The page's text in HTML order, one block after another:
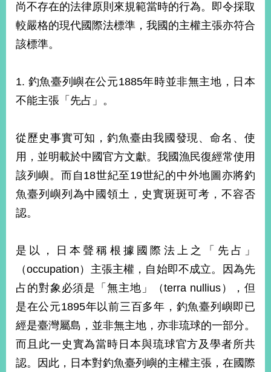
尚不存在的法律原則來規範當時的行為。即令採取
較嚴格的現代國際法標準，我國的主權主張亦符合
該標準。
1. 釣魚臺列嶼在公元1885年時並非無主地，日本
不能主張「先占」。
從歷史事實可知，釣魚臺由我國發現、命名、使
用，並明載於中國官方文獻。我國漁民復經常使用
該列嶼。而自18世紀至19世紀的中外地圖亦將釣
魚臺列嶼列為中國領土，史實斑斑可考，不容否
認。
是以，日本聲稱根據國際法上之「先占」
（occupation）主張主權，自始即不成立。因為先
占的對象必須是「無主地」（terra nullius），但
是在公元1895年以前三百多年，釣魚臺列嶼即已
經是臺灣屬島，並非無主地，亦非琉球的一部分。
而且此一史實為當時日本與琉球官方及學者所共
認。因此，日本對釣魚臺列嶼的主權主張，在國際